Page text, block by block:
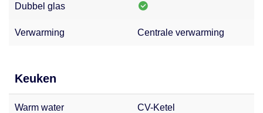
Dubbel glas
Verwarming Centrale verwarming
Keuken
Warm water CV-Ketel